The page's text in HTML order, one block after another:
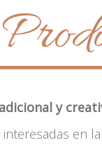
y
interesadas en